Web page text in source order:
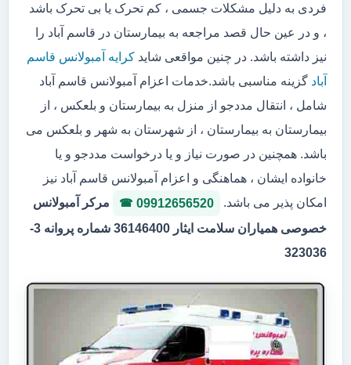
فردی به دلیل مشکلات جسمی ، کم تحرک یا بی تحرک باشد
، و در عین حال قصد مراجعه به بیمارستان در قاسم آباد را
نیز داشته باشد. در چنین مواقعی شاید کرایه آمبولانس قاسم
آباد گزینه مناسبی باشد.خدمات اعزام آمبولانس قاسم آباد
شامل ، انتقال مددجو از منزل به بیمارستان و بلعکس ، از
بیمارستان به بیمارستان ، از شهرستان به شهر و بلعکس می
باشد. همچنین در صورت نیاز و یا درخواست مددجو و یا
خانواده ایشان ، هماهنگی و اعزام آمبولانس قاسم آباد نیز
امکان پذیر می باشد.
09912656520
مرکر آمبولانس
خصوصی همیاران سلامت ایثار 36146400 شماره پروانه 3-
323036